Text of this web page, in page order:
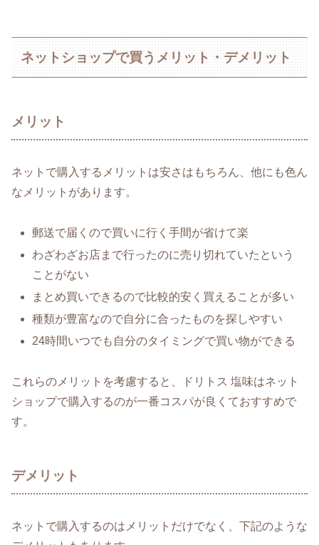
ネットショップで買うメリット・デメリット
メリット
ネットで購入するメリットは安さはもちろん、他にも色ん
なメリットがあります。
郵送で届くので買いに行く手間が省けて楽
わざわざお店まで行ったのに売り切れていたという
ことがない
まとめ買いできるので比較的安く買えることが多い
種類が豊富なので自分に合ったものを探しやすい
24時間いつでも自分のタイミングで買い物ができる
これらのメリットを考慮すると、ドリトス 塩味はネット
ショップで購入するのが一番コスパが良くておすすめで
す。
デメリット
ネットで購入するのはメリットだけでなく、下記のような